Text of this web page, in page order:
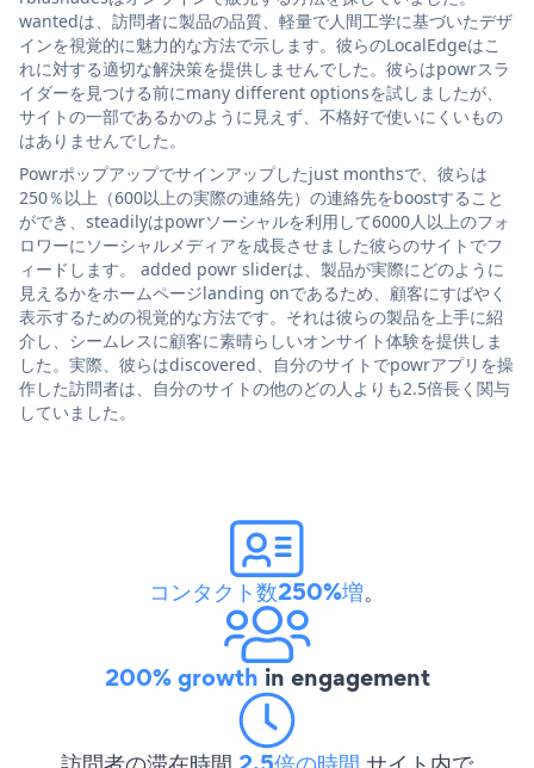
wantedは、訪問者に製品の品質、軽量で人間工学に基づいたデザ
インを視覚的に魅力的な方法で示します。彼らのLocalEdgeはこ
れに対する適切な解決策を提供しませんでした。彼らはpowrスラ
イダーを見つける前にmany different optionsを試しましたが、
サイトの一部であるかのように見えず、不格好で使いにくいもの
はありませんでした。
Powrポップアップでサインアップしたjust monthsで、彼らは
250％以上（600以上の実際の連絡先）の連絡先をboostすること
ができ、steadilyはpowrソーシャルを利用して6000人以上のフォ
ロワーにソーシャルメディアを成長させました彼らのサイトでフ
ィードします。 added powr sliderは、製品が実際にどのように
見えるかをホームページlanding onであるため、顧客にすばやく
表示するための視覚的な方法です。それは彼らの製品を上手に紹
介し、シームレスに顧客に素晴らしいオンサイト体験を提供しま
した。実際、彼らはdiscovered、自分のサイトでpowrアプリを操
作した訪問者は、自分のサイトの他のどの人よりも2.5倍長く関与
していました。
コンタクト数250%増。
200% growth in engagement